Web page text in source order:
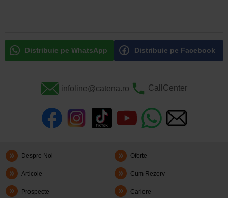
Distribuie pe WhatsApp Distribuie pe Facebook
infoline@catena.ro CallCenter
Despre Noi Oferte
Articole Cum Rezerv
Prospecte Cariere